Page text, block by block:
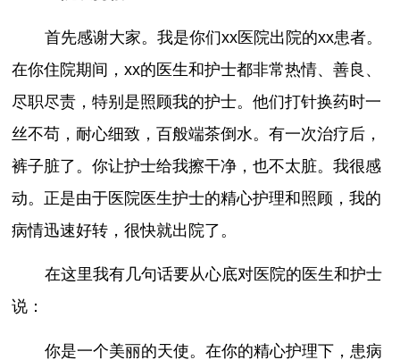
首先感谢大家。我是你们xx医院出院的xx患者。
在你住院期间，xx的医生和护士都非常热情、善良、
尽职尽责，特别是照顾我的护士。他们打针换药时一
丝不苟，耐心细致，百般端茶倒水。有一次治疗后，
裤子脏了。你让护士给我擦干净，也不太脏。我很感
动。正是由于医院医生护士的精心护理和照顾，我的
病情迅速好转，很快就出院了。
在这里我有几句话要从心底对医院的医生和护士
说：
你是一个美丽的天使。在你的精心护理下，患病